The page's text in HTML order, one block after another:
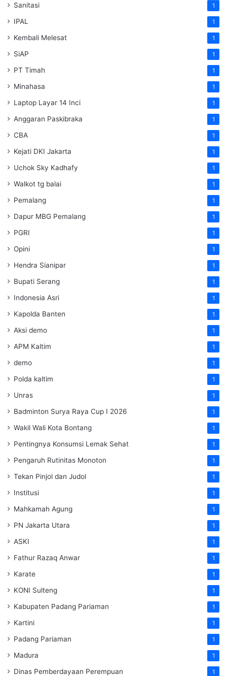
Sanitasi 1
IPAL 1
Kembali Melesat 1
SiAP 1
PT Timah 1
Minahasa 1
Laptop Layar 14 Inci 1
Anggaran Paskibraka 1
CBA 1
Kejati DKI Jakarta 1
Uchok Sky Kadhafy 1
Walkot tg balai 1
Pemalang 1
Dapur MBG Pemalang 1
PGRI 1
Opini 1
Hendra Sianipar 1
Bupati Serang 1
Indonesia Asri 1
Kapolda Banten 1
Aksi demo 1
APM Kaltim 1
demo 1
Polda kaltim 1
Unras 1
Badminton Surya Raya Cup I 2026 1
Wakil Wali Kota Bontang 1
Pentingnya Konsumsi Lemak Sehat 1
Pengaruh Rutinitas Monoton 1
Tekan Pinjol dan Judol 1
Institusi 1
Mahkamah Agung 1
PN Jakarta Utara 1
ASKI 1
Fathur Razaq Anwar 1
Karate 1
KONI Sulteng 1
Kabupaten Padang Pariaman 1
Kartini 1
Padang Pariaman 1
Madura 1
Dinas Pemberdayaan Perempuan 1